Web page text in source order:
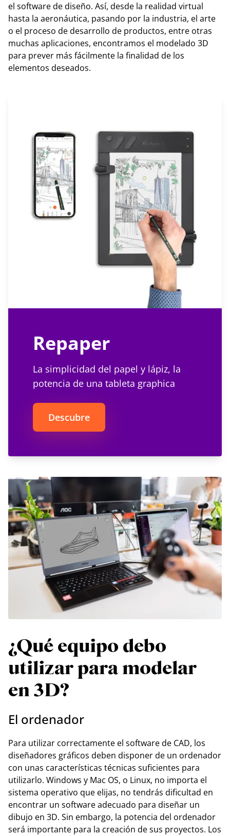
el software de diseño. Así, desde la realidad virtual
hasta la aeronáutica, pasando por la industria, el arte
o el proceso de desarrollo de productos, entre otras
muchas aplicaciones, encontramos el modelado 3D
para prever más fácilmente la finalidad de los
elementos deseados.
Repaper
La simplicidad del papel y lápiz, la
potencia de una tableta graphica
Descubre
¿Qué equipo debo
utilizar para modelar
en 3D?
El ordenador
Para utilizar correctamente el software de CAD, los
diseñadores gráficos deben disponer de un ordenador
con unas características técnicas suficientes para
utilizarlo. Windows y Mac OS, o Linux, no importa el
sistema operativo que elijas, no tendrás dificultad en
encontrar un software adecuado para diseñar un
dibujo en 3D. Sin embargo, la potencia del ordenador
será importante para la creación de sus proyectos. Los